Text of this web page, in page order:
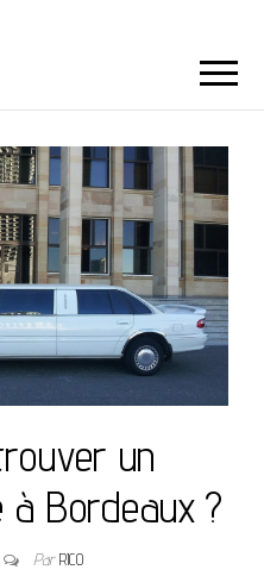
un
à Bordeaux ?
ParRICO